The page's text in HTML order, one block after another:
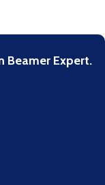
Beamer Expert.